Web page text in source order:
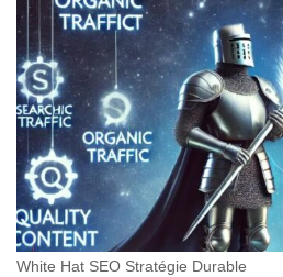
White Hat SEO Stratégie Durable